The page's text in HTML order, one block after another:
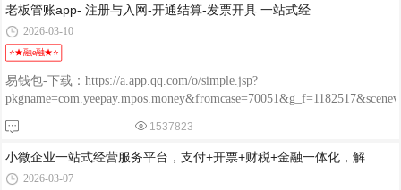
移动开票：支持通过开票码或手工开票，在手机上就能轻松完成税务相
关操作。· 🏢 商户管理：可进行商户查询、新增、签约等操作，随时掌
握商户状态。这款App目前提供两个版本：老板和员工使用的“商户
版”，以及渠道合作伙伴使用的“渠道版”。
老板管账app- 注册与入网-开通结算-发票开具 一站式经
2026-03-10
⭐★融e融★⭐
易钱包-下载：https://a.app.qq.com/o/simple.jsp?
POS：http://oss.flmyzf.com/yzf/html/regist/index.html?phone=%E4%
1537823
小微企业一站式经营服务平台，支付+开票+财税+金融一体化，解
2026-03-07